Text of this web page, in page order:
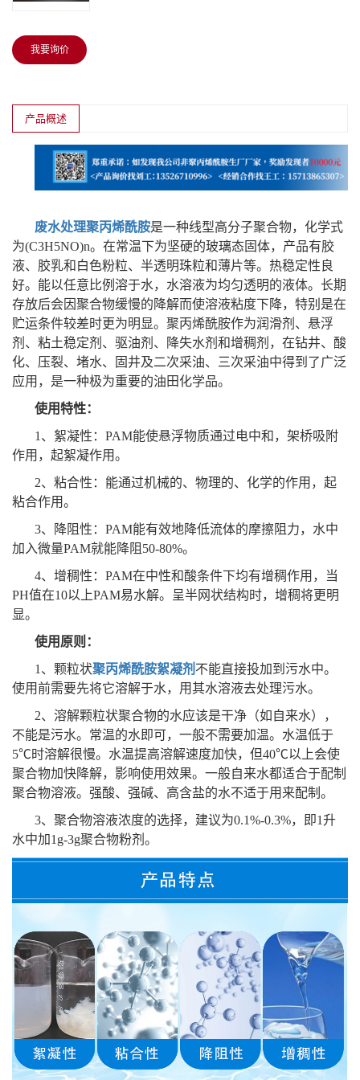
我要询价
产品概述
废水处理聚丙烯酰胺是一种线型高分子聚合物，化学式
为(C3H5NO)n。在常温下为坚硬的玻璃态固体，产品有胶
液、胶乳和白色粉粒、半透明珠粒和薄片等。热稳定性良
好。能以任意比例溶于水，水溶液为均匀透明的液体。长期
存放后会因聚合物缓慢的降解而使溶液粘度下降，特别是在
贮运条件较差时更为明显。聚丙烯酰胺作为润滑剂、悬浮
剂、粘土稳定剂、驱油剂、降失水剂和增稠剂，在钻井、酸
化、压裂、堵水、固井及二次采油、三次采油中得到了广泛
应用，是一种极为重要的油田化学品。
使用特性：
1、絮凝性：PAM能使悬浮物质通过电中和，架桥吸附
作用，起絮凝作用。
2、粘合性：能通过机械的、物理的、化学的作用，起
粘合作用。
3、降阻性：PAM能有效地降低流体的摩擦阻力，水中
加入微量PAM就能降阻50-80%。
4、增稠性：PAM在中性和酸条件下均有增稠作用，当
PH值在10以上PAM易水解。呈半网状结构时，增稠将更明
显。
使用原则：
1、颗粒状聚丙烯酰胺絮凝剂 不能直接投加到污水中。
使用前需要先将它溶解于水，用其水溶液去处理污水。
2、溶解颗粒状聚合物的水应该是干净（如自来水），
不能是污水。常温的水即可，一般不需要加温。水温低于
5℃时溶解很慢。水温提高溶解速度加快，但40℃以上会使
聚合物加快降解，影响使用效果。一般自来水都适合于配制
聚合物溶液。强酸、强碱、高含盐的水不适于用来配制。
3、聚合物溶液浓度的选择，建议为0.1%-0.3%，即1升
水中加1g-3g聚合物粉剂。